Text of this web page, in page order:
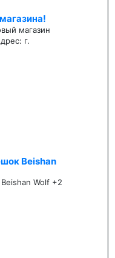
магазин
г.
Beishan
Wolf +2